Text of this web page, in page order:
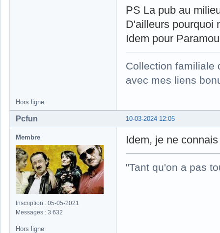
PS La pub au
D'ailleurs pourquoi
Idem pour
Collection familiale
avec mes liens
Hors ligne
10-03-2024 12:05
Pcfun
Membre
Inscription : 05-05-2021
Messages : 3 632
Idem, je ne
"Tant qu'on a pas
Hors ligne